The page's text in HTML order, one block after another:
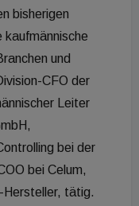
bisherigen
und
CFO der
Leiter
bei der
bei Celum,
Hersteller, tätig.